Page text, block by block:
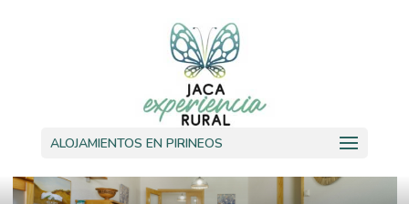
ALOJAMIENTOS EN PIRINEOS